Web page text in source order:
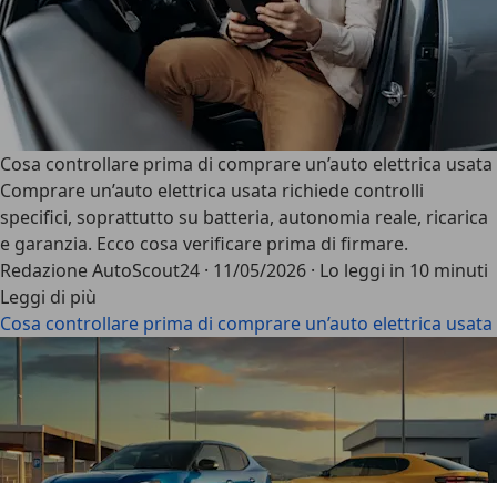
Cosa controllare prima di comprare un’auto elettrica usata
Comprare un’auto elettrica usata richiede controlli
specifici, soprattutto su batteria, autonomia reale, ricarica
e garanzia. Ecco cosa verificare prima di firmare.
Redazione AutoScout24 · 11/05/2026 · Lo leggi in 10 minuti
Leggi di più
Cosa controllare prima di comprare un’auto elettrica usata